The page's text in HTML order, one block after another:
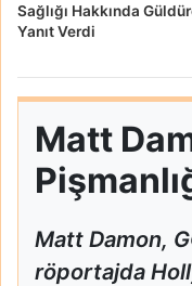
Sağlığı Hakkında
Yanıt Verdi
Matt
Matt Damon,
röportajda